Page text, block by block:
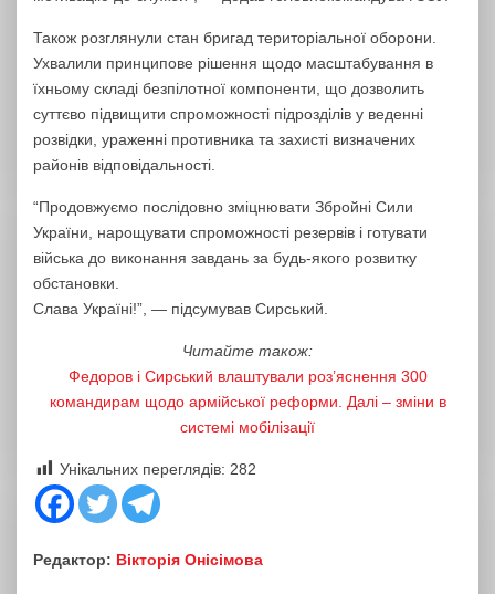
Також розглянули стан бригад територіальної оборони.
Ухвалили принципове рішення щодо масштабування в
їхньому складі безпілотної компоненти, що дозволить
суттєво підвищити спроможності підрозділів у веденні
розвідки, ураженні противника та захисті визначених
районів відповідальності.
“Продовжуємо послідовно зміцнювати Збройні Сили
України, нарощувати спроможності резервів і готувати
війська до виконання завдань за будь-якого розвитку
обстановки.
Слава Україні!”, — підсумував Сирський.
Читайте також:
Федоров і Сирський влаштували роз’яснення 300
командирам щодо армійської реформи. Далі – зміни в
системі мобілізації
Унікальних переглядів: 282
Редактор: Вікторія Онісімова